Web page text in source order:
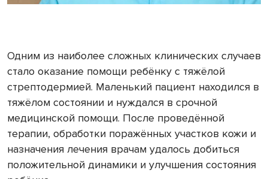
Одним из наиболее сложных клинических случаев
стало оказание помощи ребёнку с тяжёлой
стрептодермией. Маленький пациент находился в
тяжёлом состоянии и нуждался в срочной
медицинской помощи. После проведённой
терапии, обработки поражённых участков кожи и
назначения лечения врачам удалось добиться
положительной динамики и улучшения состояния